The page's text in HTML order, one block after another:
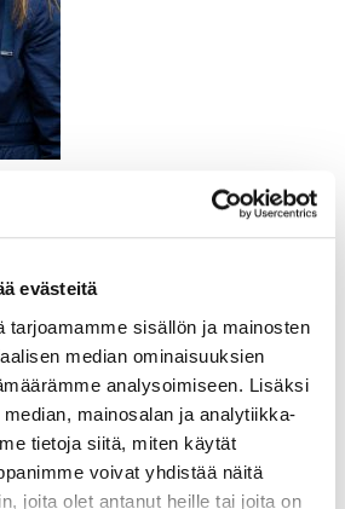
evästeitä
tarjoamamme sisällön ja mainosten
median ominaisuuksien
analysoimiseen. Lisäksi
mainosalan ja analytiikka-
tietoja siitä, miten käytät
voivat yhdistää näitä
joita olet antanut heille tai joita on